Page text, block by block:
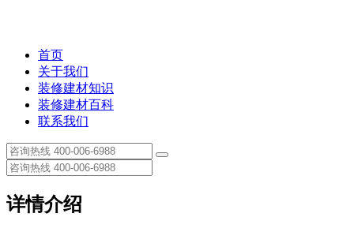
首页
关于我们
装修建材知识
装修建材百科
联系我们
详情介绍